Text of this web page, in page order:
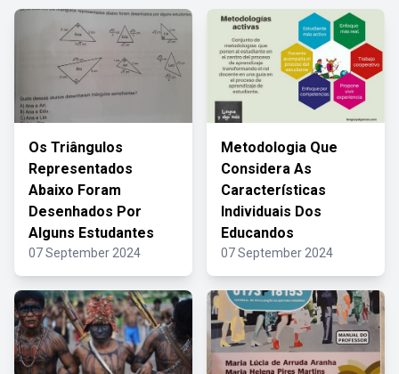
Os Triângulos
Representados
Abaixo Foram
Desenhados Por
Alguns Estudantes
07 September 2024
Metodologia Que
Considera As
Características
Individuais Dos
Educandos
07 September 2024